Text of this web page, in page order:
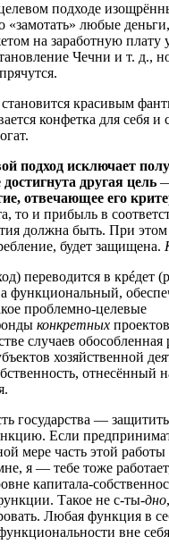
подходе
«замотать» любые деньги,
на заработную плату
Чечни и т. д.,
красивым
конфетка для себя и
подход исключает
другая цель
отвечающее его
то и прибыль в
должна быть. При этом
будет защищена.
переводится в крéдет
а функциональный,
проблемно-целевые
конкретных
случаев обособленная
хозяйственной
отнесённый
государства —
Если
мере часть этой работы
я — тебе тоже
капитала-
Такое не с-ты-дно
Любая функция в
вне